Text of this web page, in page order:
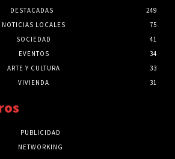
DESTACADAS
249
NOTICIAS LOCALES
75
SOCIEDAD
41
EVENTOS
34
ARTE Y CULTURA
33
VIVIENDA
31
PUBLICIDAD
NETWORKING